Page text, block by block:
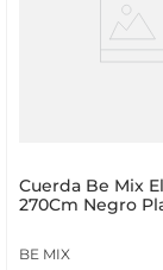
Cuerda Be Mix
270Cm Negro
BE MIX